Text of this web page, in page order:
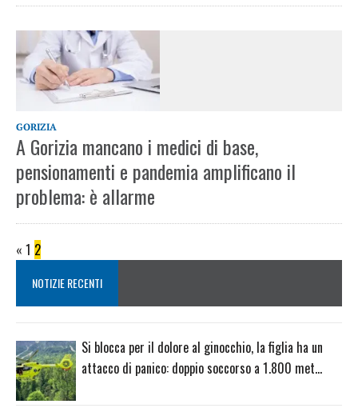
GORIZIA
A Gorizia mancano i medici di base,
pensionamenti e pandemia amplificano il
problema: è allarme
« 1 2
NOTIZIE RECENTI
Si blocca per il dolore al ginocchio, la figlia ha un
attacco di panico: doppio soccorso a 1.800 met…